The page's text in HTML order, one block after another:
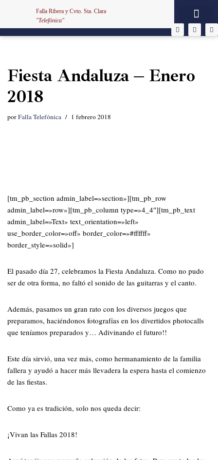
Saltar
al
Falla Ribera y Cvto. Sta. Clara
"Telefónica"
Fiesta Andaluza – Enero
2018
porFalla Telefónica 1 febrero 2018
[tm_pb_section admin_label=»section»][tm_pb_row
admin_label=»row»][tm_pb_column type=»4_4″][tm_pb_text
admin_label=»Text» text_orientation=»left»
use_border_color=»off» border_color=»#ffffff»
border_style=»solid»]
El pasado día 27, celebramos la Fiesta Andaluza. Como no pudo
ser de otra forma, no faltó el sonido de las guitarras y el canto.
Además, pasamos un gran rato con los diversos juegos que
preparamos, haciéndonos fotografías en los divertidos photocalls
que teníamos preparados y… Adivinando el futuro!!
Este día sirvió, una vez más, como hermanamiento de la familia
fallera y ayudó a hacer más llevadera la espera hasta el comienzo
de las fiestas.
Como ya es tradición, solo nos queda decir:
¡Vivan las Fallas 2018!